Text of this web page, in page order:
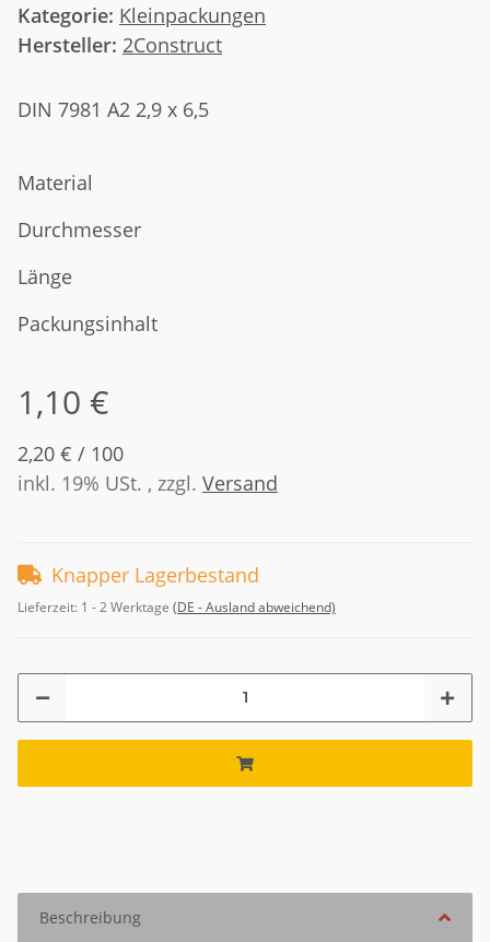
Kategorie: Kleinpackungen
Hersteller: 2Construct
DIN 7981 A2 2,9 x 6,5
Material
Durchmesser
Länge
Packungsinhalt
1,10 €
2,20 € / 100
inkl. 19% USt. , zzgl. Versand
Knapper Lagerbestand
Lieferzeit: 1 - 2 Werktage (DE - Ausland abweichend)
Beschreibung